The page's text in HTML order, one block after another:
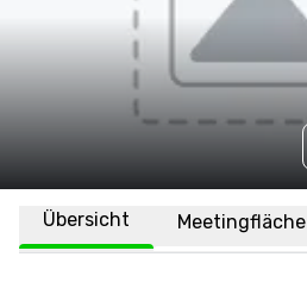
Übersicht Meetingfläche